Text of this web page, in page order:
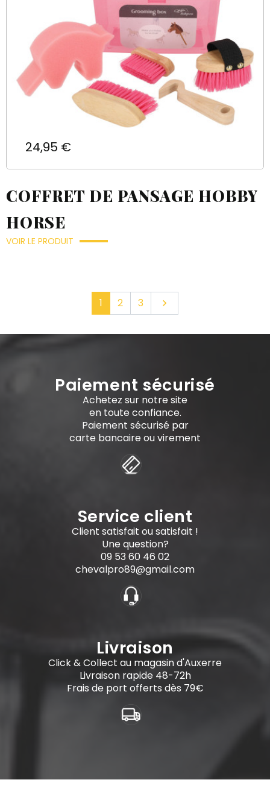
Prix
24,95 €
COFFRET DE PANSAGE HOBBY
HORSE
VOIR LE PRODUIT
1 2 3 Suivant

Paiement sécurisé
Achetez sur notre site
en toute confiance.
Paiement sécurisé par
carte bancaire ou virement
Service client
Client satisfait ou satisfait !
Une question?
09 53 60 46 02
chevalpro89@gmail.com
Livraison
Click & Collect au magasin d'Auxerre
Livraison rapide 48-72h
Frais de port offerts dès 79€